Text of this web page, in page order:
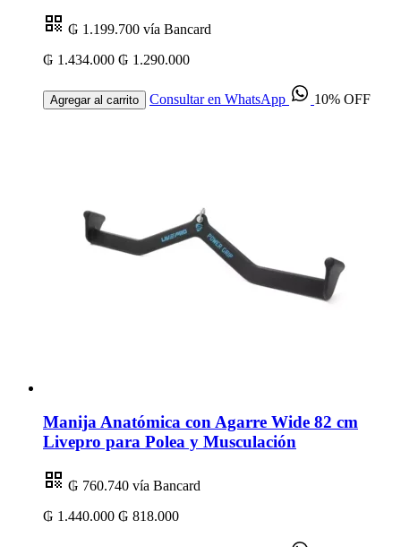
₲ 1.199.700 vía Bancard
₲ 1.434.000 ₲ 1.290.000
Agregar al carrito Consultar en WhatsApp 10% OFF
Manija Anatómica con Agarre Wide 82 cm
Livepro para Polea y Musculación
₲ 760.740 vía Bancard
₲ 1.440.000 ₲ 818.000